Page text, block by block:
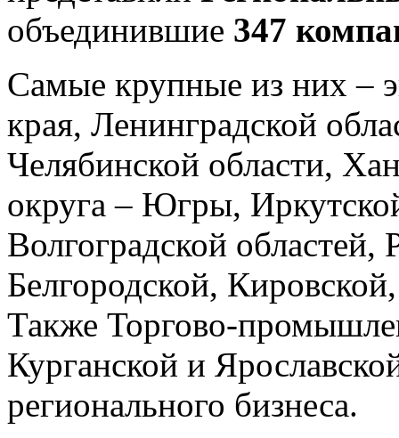
объединившие 347
Самые крупные из них –
края, Ленинградской
Челябинской области,
округа – Югры,
Волгоградской
Белгородской,
Также Торгово-
Курганской и
регионального бизнеса.